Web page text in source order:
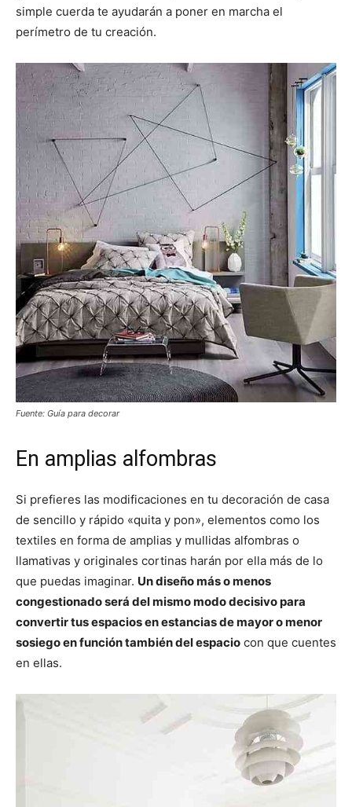
simple cuerda te ayudarán a poner en marcha el
perímetro de tu creación.
Fuente: Guía para decorar
En amplias alfombras
Si prefieres las modificaciones en tu decoración de casa
de sencillo y rápido «quita y pon», elementos como los
textiles en forma de amplias y mullidas alfombras o
llamativas y originales cortinas harán por ella más de lo
que puedas imaginar. Un diseño más o menos
congestionado será del mismo modo decisivo para
convertir tus espacios en estancias de mayor o menor
sosiego en función también del espacio con que cuentes
en ellas.